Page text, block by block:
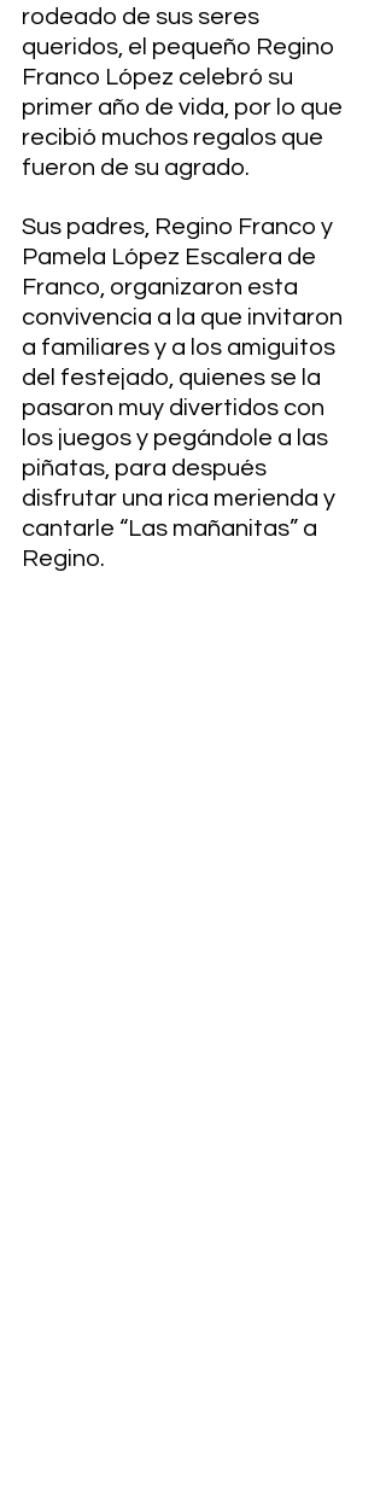
rodeado de sus seres
queridos, el pequeño Regino
Franco López celebró su
primer año de vida, por lo que
recibió muchos regalos que
fueron de su agrado.
Sus padres, Regino Franco y
Pamela López Escalera de
Franco, organizaron esta
convivencia a la que invitaron
a familiares y a los amiguitos
del festejado, quienes se la
pasaron muy divertidos con
los juegos y pegándole a las
piñatas, para después
disfrutar una rica merienda y
cantarle “Las mañanitas” a
Regino.